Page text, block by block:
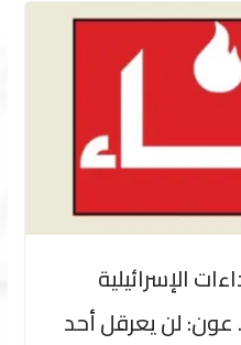
الإسرائيلية
لن يعرقل أحد